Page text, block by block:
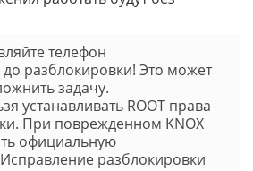
телефон
до разблокировки! Это может
задачу.
устанавливать ROOT права
При поврежденном KNOX
официальную
разблокировки